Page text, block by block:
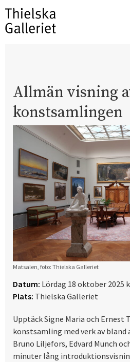
Allmän visning
konstsamlingen
Matsalen, foto: Thielska Galleriet
Datum: Lördag 18 oktober 2025
Plats: Thielska Galleriet
Upptäck Signe Maria och Ernest
konstsamling med verk av bland
Bruno Liljefors, Edvard Munch
minuter lång